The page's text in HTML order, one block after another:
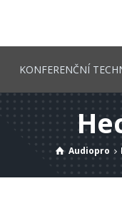
KONFERENČNÍ
Audiopro